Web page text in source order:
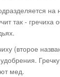
так -
(второе
мед.